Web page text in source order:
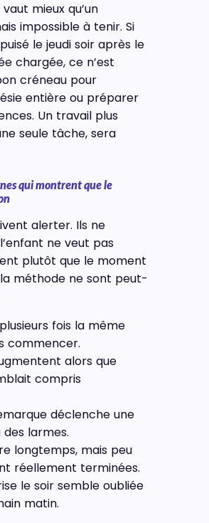
mieux qu’un
impossible à tenir. Si
le jeudi soir après le
chargée, ce n’est
créneau pour
entière ou préparer
Un travail plus
seule tâche, sera
qui montrent que le
alerter. Ils ne
ne veut pas
plutôt que le moment
méthode ne sont peut-
fois la même
commencer.
alors que
compris
déclenche une
larmes.
longtemps, mais peu
réellement terminées.
le soir semble oubliée
matin.